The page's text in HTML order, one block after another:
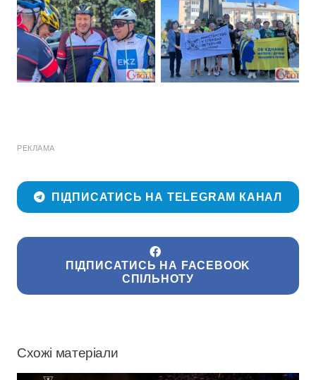
РЕКЛАМА
ПІДПИСАТИСЬ НА TELEGRAM КАНАЛ
ПІДПИСАТИСЬ НА FACEBOOK
СПІЛЬНОТУ
Схожі матеріали